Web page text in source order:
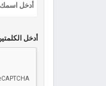
أدخل